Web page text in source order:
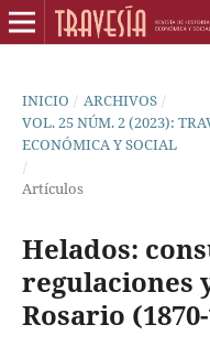
INICIO / ARCHIVOS /
VOL. 25 NÚM. 2 (2023):
ECONÓMICA Y SOCIAL
/
Artículos
Helados:
regulaciones
Rosario